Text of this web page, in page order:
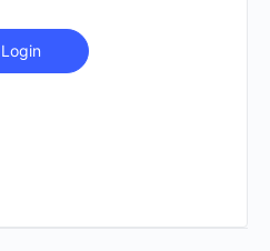
Login